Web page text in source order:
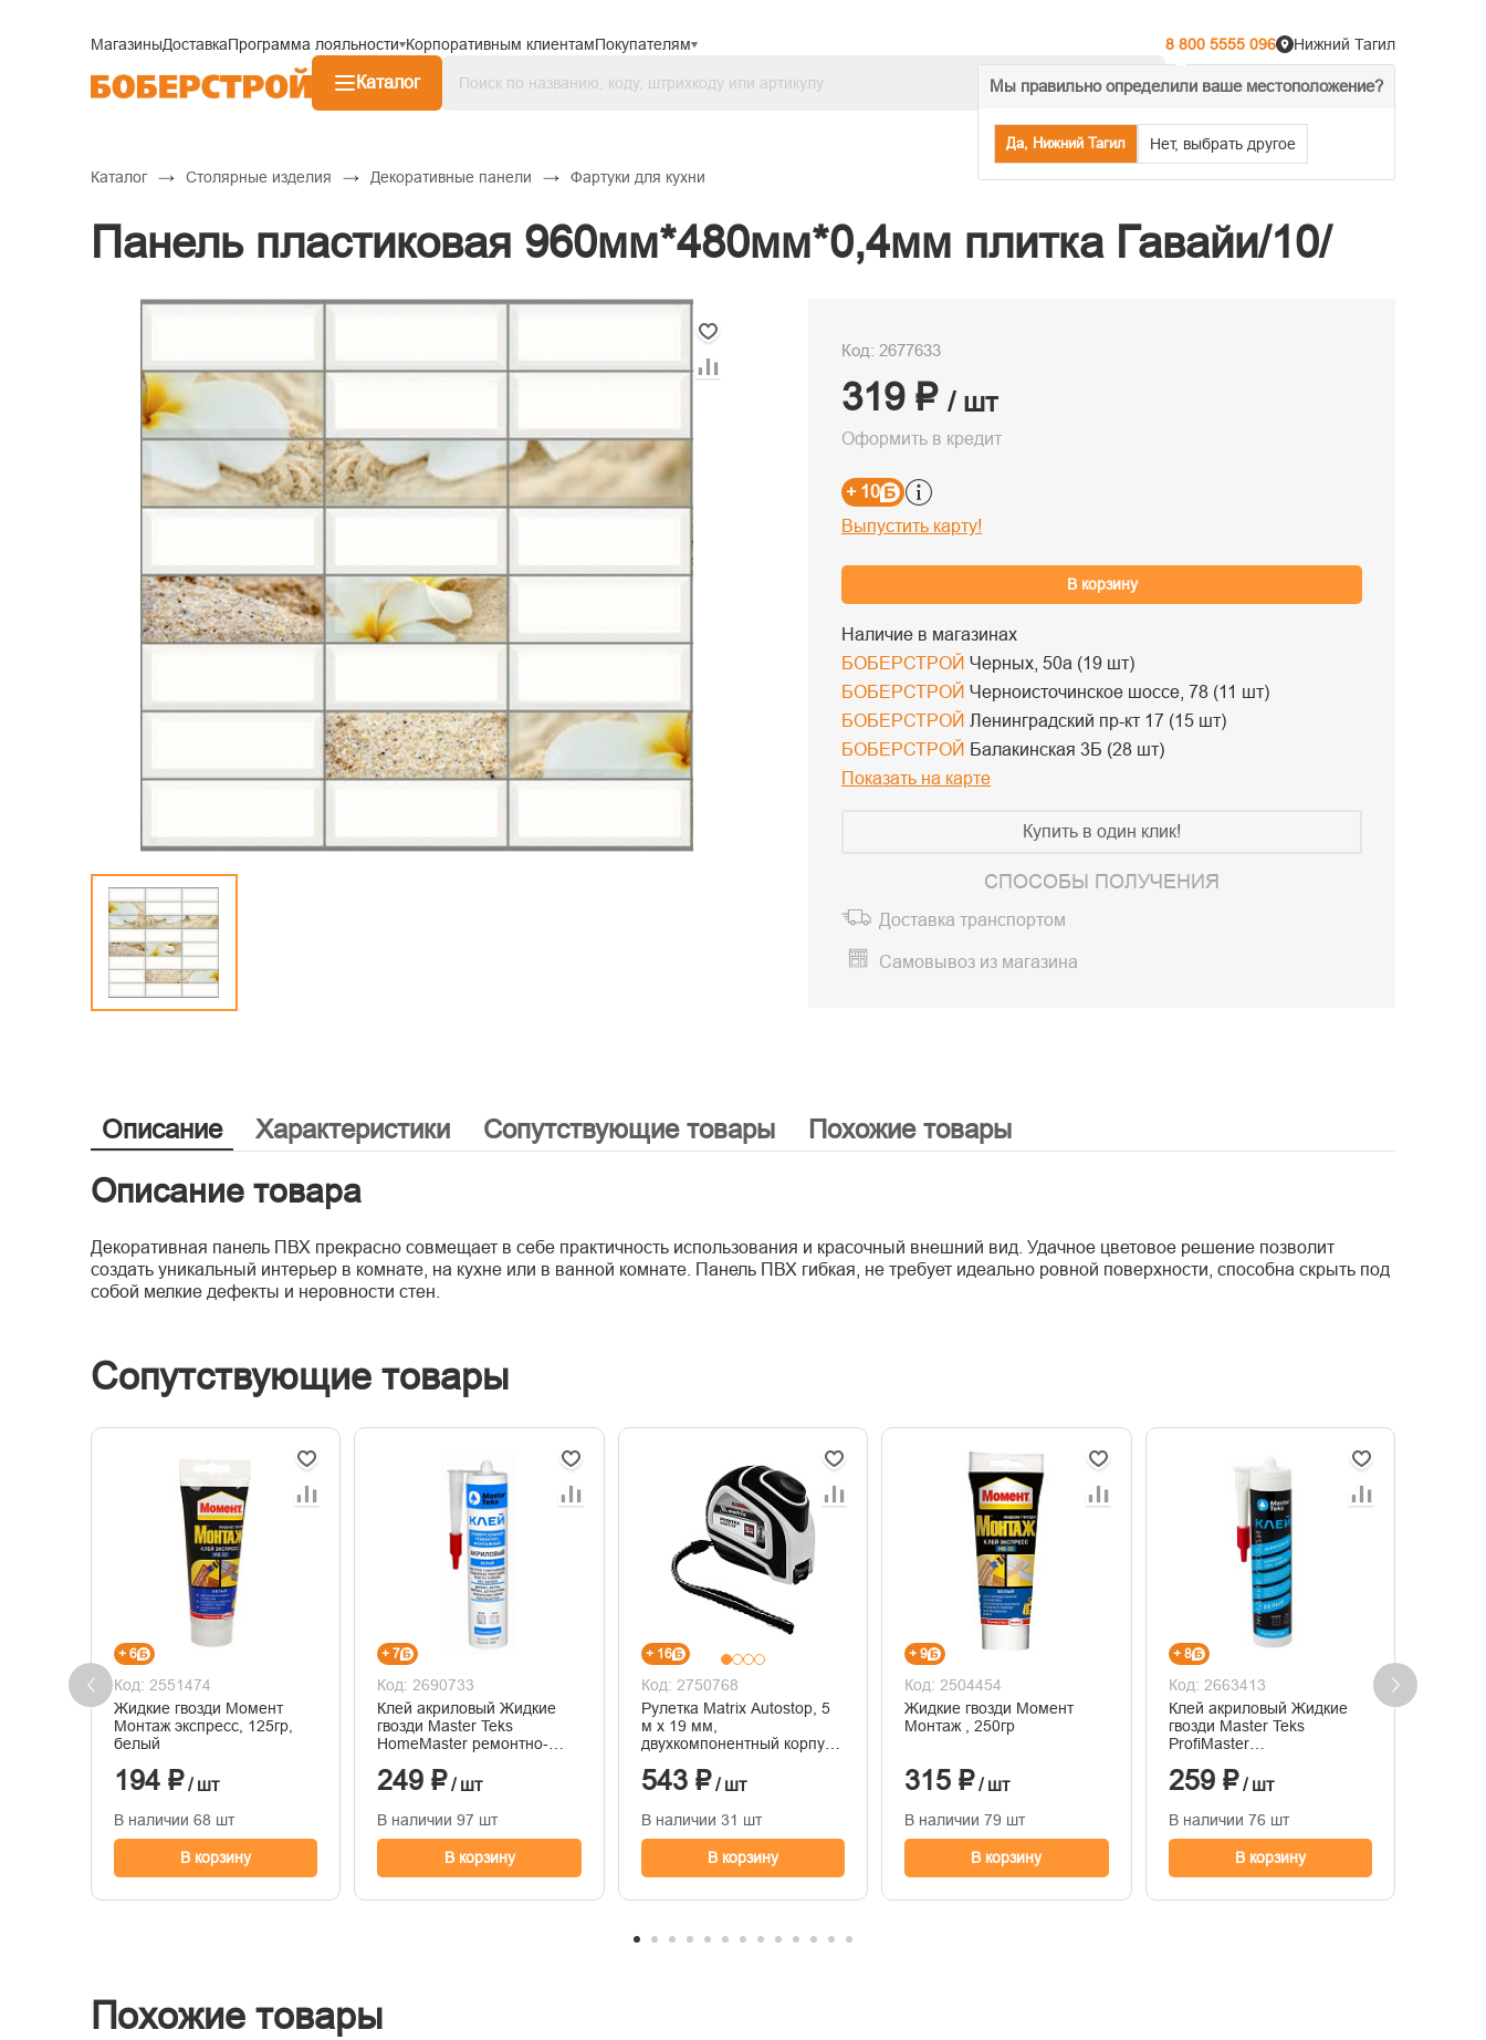
МагазиныДоставкаПрограмма лояльности Корпоративным клиентамПокупателям 8 800 5555 096
Мы правильно определили ваше местоположение?
Да, Нижний Тагил Нет, выбрать другое
Нижний Тагил
Каталог
% Акции Распродажа
Каталог → Столярные изделия → Декоративные панели → Фартуки для кухни
Панель пластиковая 960мм*480мм*0,4мм плитка Гавайи/10/
Код: 2677633
319 ₽ / шт
Оформить в кредит
+ 10
Выпустить карту!
В корзину
Наличие в магазинах
БОБЕРСТРОЙ Черных, 50а (19 шт)
БОБЕРСТРОЙ Черноисточинское шоссе, 78 (11 шт)
БОБЕРСТРОЙ Ленинградский пр-кт 17 (15 шт)
БОБЕРСТРОЙ Балакинская 3Б (28 шт)
Показать на карте
Купить в один клик!
СПОСОБЫ ПОЛУЧЕНИЯ
Доставка транспортом
Самовывоз из магазина
Описание Характеристики Сопутствующие товары Похожие товары
Описание товара
Декоративная панель ПВХ прекрасно совмещает в себе практичность использования и красочный внешний вид. Удачное цветовое решение позволит
создать уникальный интерьер в комнате, на кухне или в ванной комнате. Панель ПВХ гибкая, не требует идеально ровной поверхности, способна скрыть под
собой мелкие дефекты и неровности стен.
Сопутствующие товары
+ 6
Код: 2551474
Жидкие гвозди Момент
Монтаж экспресс, 125гр,
белый
194 ₽ / шт
В наличии 68 шт
В корзину
+ 7
Код: 2690733
Клей акриловый Жидкие
гвозди Master Teks
HomeMaster ремонтно-
Катридж
249 ₽ / шт
В наличии 97 шт
В корзину
+ 16
Код: 2750768
Рулетка Matrix Autostop, 5
м х 19 мм,
двухкомпонентный корпус,
543 ₽/ шт
В наличии 31 шт
В корзину
+ 9
Код: 2504454
Жидкие гвозди Момент
Монтаж , 250гр
315 ₽ / шт
В наличии 79 шт
В корзину
+ 8
Код: 2663413
Клей акриловый Жидкие
гвозди Master Teks
ProfiMaster
белый, 430 гр.
259 ₽/ шт
В наличии 76 шт
В корзину
Похожие товары